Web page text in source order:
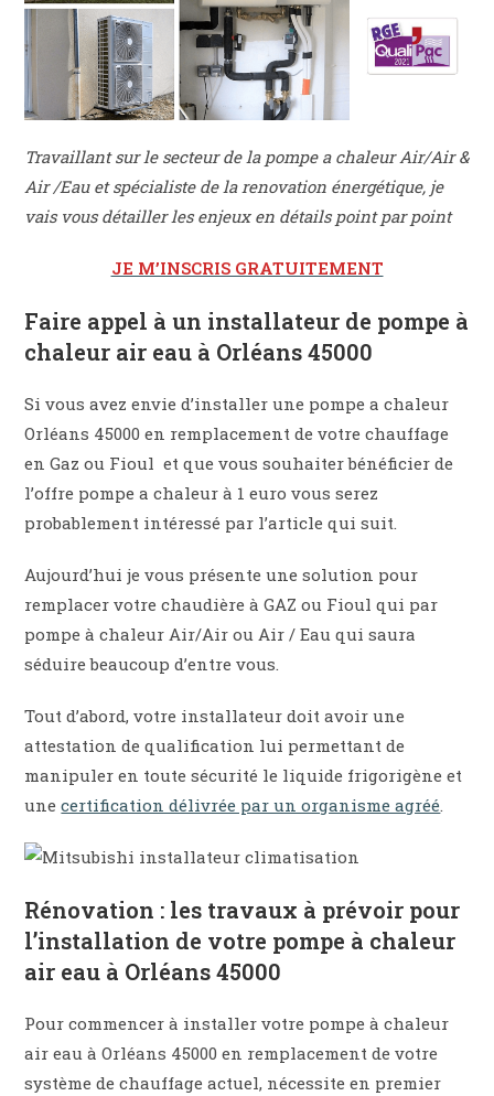
Travaillant sur le secteur de la pompe a chaleur Air/Air &
Air /Eau et spécialiste de la renovation énergétique, je
vais vous détailler les enjeux en détails point par point
JE M’INSCRIS GRATUITEMENT
Faire appel à un installateur de pompe à
chaleur air eau à Orléans 45000
Si vous avez envie d’installer une pompe a chaleur
Orléans 45000 en remplacement de votre chauffage
en Gaz ou Fioul et que vous souhaiter bénéficier de
l’offre pompe a chaleur à 1 euro vous serez
probablement intéressé par l’article qui suit.
Aujourd’hui je vous présente une solution pour
remplacer votre chaudière à GAZ ou Fioul qui par
pompe à chaleur Air/Air ou Air / Eau qui saura
séduire beaucoup d’entre vous.
Tout d’abord, votre installateur doit avoir une
attestation de qualification lui permettant de
manipuler en toute sécurité le liquide frigorigène et
unecertification délivrée par un organisme agréé.
Rénovation : les travaux à prévoir pour
l’installation de votre pompe à chaleur
air eau à Orléans 45000
Pour commencer à installer votre pompe à chaleur
air eau à Orléans 45000 en remplacement de votre
système de chauffage actuel, nécessite en premier